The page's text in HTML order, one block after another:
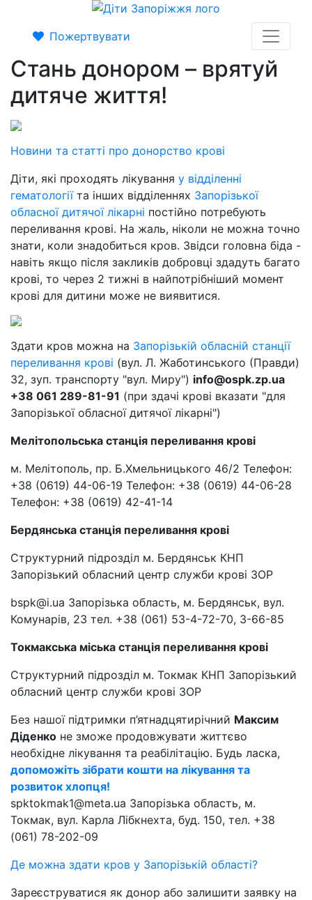
Пожертвувати
Стань донором – врятуй
дитяче життя!
Новини та статті про донорство крові
Діти, які проходять лікування у відділенні
гематологіїта інших відділеннях Запорізької
обласної дитячої лікарні постійно потребують
переливання крові. На жаль, ніколи не можна точно
знати, коли знадобиться кров. Звідси головна біда -
навіть якщо після закликів добровці здадуть багато
крові, то через 2 тижні в найпотрібніший момент
крові для дитини може не виявитися.
Здати кров можна на Запорізькій обласній станції
переливання крові (вул. Л. Жаботинського (Правди)
32, зуп. транспорту "вул. Миру") info@ospk.zp.ua
+38 061 289-81-91 (при здачі крові вказати "для
Запорізької обласної дитячої лікарні")
Мелітопольська станція переливання крові
м. Мелітополь, пр. Б.Хмельницького 46/2 Телефон:
+38 (0619) 44-06-19 Телефон: +38 (0619) 44-06-28
Телефон: +38 (0619) 42-41-14
Бердянська станція переливання крові
Структурний підрозділ м. Бердянськ КНП
Запорізький обласний центр служби крові ЗОР
bspk@i.ua Запорізька область, м. Бердянськ, вул.
Комунарів, 23 тел. +38 (061) 53-4-72-70, 3-66-85
Токмакська міська станція переливання крові
Структурний підрозділ м. Токмак КНП Запорізький
обласний центр служби крові ЗОР
Без нашої підтримки п’ятнадцятирічний Максим
Діденко не зможе продовжувати життєво
необхідне лікування та реабілітацію. Будь ласка,
допоможіть зібрати кошти на лікування та
розвиток хлопця!
spktokmak1@meta.ua Запорізька область, м.
Токмак, вул. Карла Лібкнехта, буд. 150, тел. +38
(061) 78-202-09
Де можна здати кров у Запорізькій області?
Зареєструватися як донор або залишити заявку на